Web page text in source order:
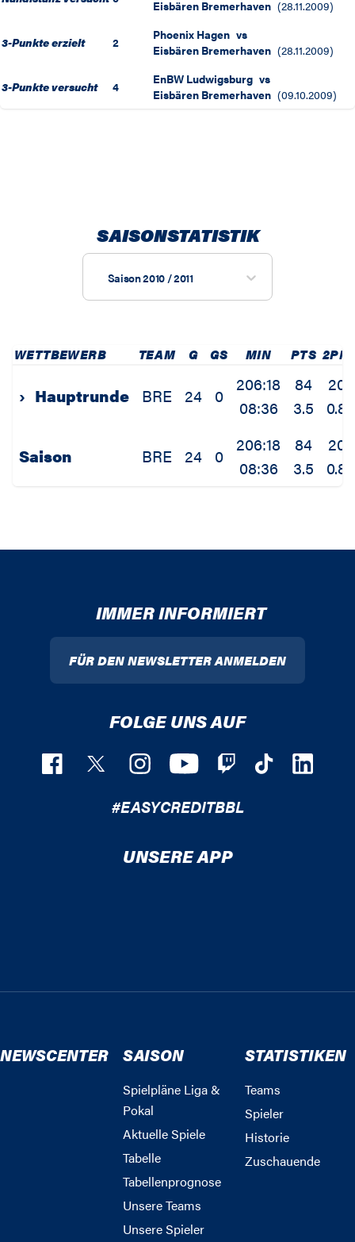
Eisbären Bremerhaven (28.11.2009)
3-Punkte erzielt 2 Phoenix Hagen vs
Eisbären Bremerhaven (28.11.2009)
3-Punkte versucht 4 EnBW Ludwigsburg vs
Eisbären Bremerhaven (09.10.2009)
SAISONSTATISTIK
Saison 2010 / 2011
WETTBEWERB TEAM G GS MIN PTS 2PM
› Hauptrunde BRE 24 0
206:18
08:36
84
3.5
20
0.8
Saison BRE 24 0
206:18
08:36
84
3.5
20
0.8
IMMER INFORMIERT
FÜR DEN NEWSLETTER ANMELDEN
FOLGE UNS AUF
#EASYCREDITBBL
UNSERE APP
NEWSCENTER SAISON
Spielpläne Liga &
Pokal
Aktuelle Spiele
Tabelle
Tabellenprognose
Unsere Teams
Unsere Spieler
STATISTIKEN
Teams
Spieler
Historie
Zuschauende